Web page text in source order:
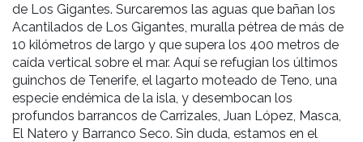
de Los Gigantes. Surcaremos las aguas que bañan los
Acantilados de Los Gigantes, muralla pétrea de más de
10 kilómetros de largo y que supera los 400 metros de
caída vertical sobre el mar. Aquí se refugian los últimos
guinchos de Tenerife, el lagarto moteado de Teno, una
especie endémica de la isla, y desembocan los
profundos barrancos de Carrizales, Juan López, Masca,
El Natero y Barranco Seco. Sin duda, estamos en el